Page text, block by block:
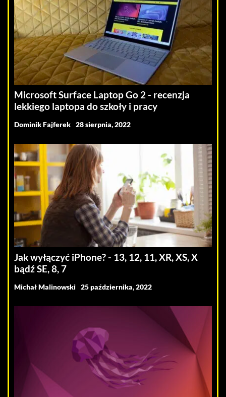
Microsoft Surface Laptop Go 2 - recenzja
lekkiego laptopa do szkoły i pracy
Dominik Fajferek 28 sierpnia, 2022
Jak wyłączyć iPhone? - 13, 12, 11, XR, XS, X
bądź SE, 8, 7
Michał Malinowski 25 października, 2022